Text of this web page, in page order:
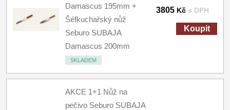
Damascus 195mm +
Šéfkuchařský nůž
Seburo SUBAJA
Damascus 200mm
SKLADEM
3805 Kč s DPH
Koupit
AKCE 1+1 Nůž na
pečivo Seburo SUBAJA